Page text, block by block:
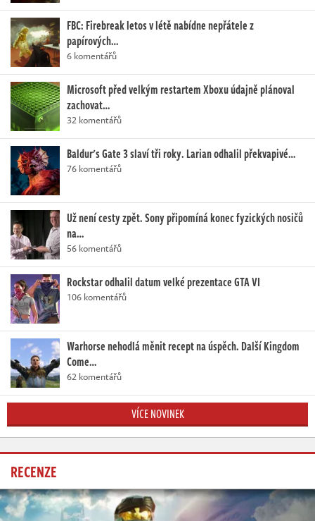
FBC: Firebreak letos v létě nabídne nepřátele z
papírových…
6 komentářů
Microsoft před velkým restartem Xboxu údajně plánoval
zachovat…
32 komentářů
Baldur's Gate 3 slaví tři roky. Larian odhalil překvapivé…
76 komentářů
Už není cesty zpět. Sony připomíná konec fyzických nosičů
na…
56 komentářů
Rockstar odhalil datum velké prezentace GTA VI
106 komentářů
Warhorse nehodlá měnit recept na úspěch. Další Kingdom
Come…
62 komentářů
VÍCE NOVINEK
RECENZE